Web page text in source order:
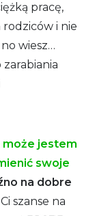
pracę,
rodziców i nie
wiesz…
może jestem
swoje
na dobre
szanse na